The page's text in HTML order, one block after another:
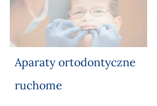
Aparaty ortodontyczne
ruchome